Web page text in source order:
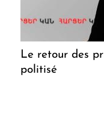
Le retour des
politisé